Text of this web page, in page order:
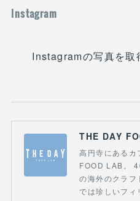
(14)
Instagram
Instagramの写真を取
THE DAY
高円寺にある
FOOD LAB。
の海外のクラフ
では珍しいフィ